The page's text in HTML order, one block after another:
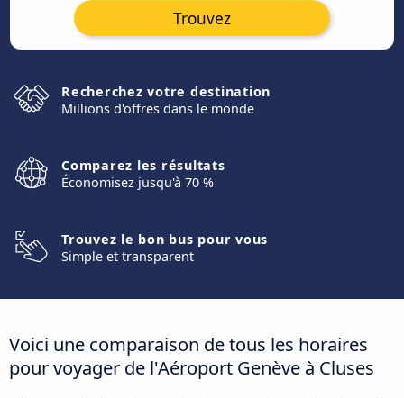
Trouvez
Recherchez votre destination
Millions d'offres dans le monde
Comparez les résultats
Économisez jusqu'à 70 %
Trouvez le bon bus pour vous
Simple et transparent
Voici une comparaison de tous les horaires
pour voyager de l'Aéroport Genève à Cluses